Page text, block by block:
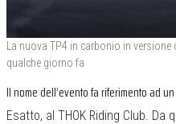
La nuova TP4 in carbonio in
qualche giorno fa
Il nome dell’evento fa riferimento ad un
Esatto, al THOK Riding Club. Da